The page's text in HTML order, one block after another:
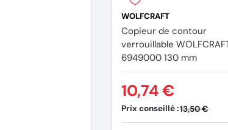
WOLFCRAFT
Copieur de contour
verrouillable
6949000 130 mm
Prix conseillé :13,50 €
10,74 €